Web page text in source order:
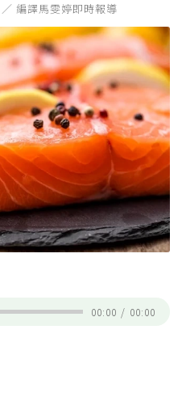
編譯馬雯婷即時報導
00:00 / 00:00